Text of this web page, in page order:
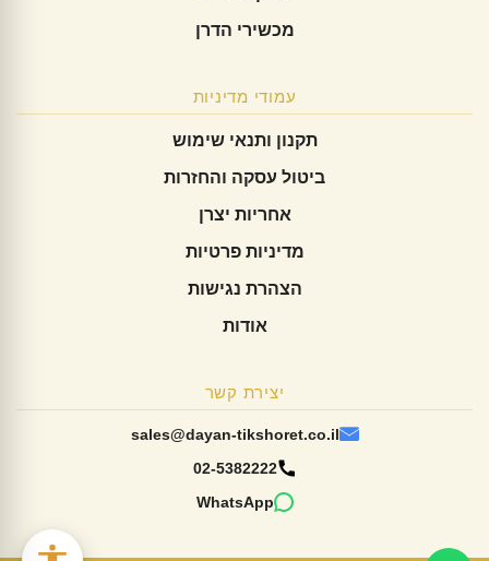
מכשירי הדרן
עמודי מדיניות
תקנון ותנאי שימוש
ביטול עסקה והחזרות
אחריות יצרן
מדיניות פרטיות
הצהרת נגישות
אודות
יצירת קשר
sales@dayan-tikshoret.co.il
02-5382222
WhatsApp